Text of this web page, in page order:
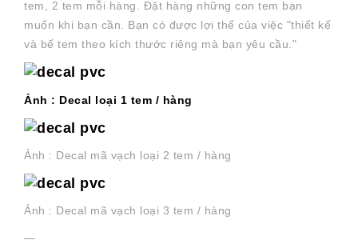
tem, 2 tem mỗi hàng. Đặt hàng những con tem bạn
muốn khi bạn cần. Bạn có được lợi thế của việc "thiết kế
và bế tem theo kích thước riêng mà bạn yêu cầu."
Ảnh : Decal loại 1 tem / hàng
Ảnh : Decal mã vạch loại 2 tem / hàng
Ảnh : Decal mã vạch loại 3 tem / hàng